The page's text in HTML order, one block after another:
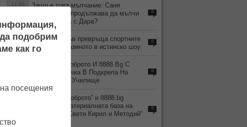
11:49
Защо е това мълчание: Саня
Армутлиева продължава да мълчи
за раздялата с Дара?
0
15:57
Как зодия Лъв превръща спортните
прогнози и казиното в истинско шоу
0
Феникс На Доброто И 8888.Bg С
Поредна Крачка В Подкрепа На
Българското Училище
0
“Феникс на доброто” и 8888.bg
подобриха материалната база на
ОбУ „Свети Свети Кирил и Методий“
0
подобрим
как го
посещения